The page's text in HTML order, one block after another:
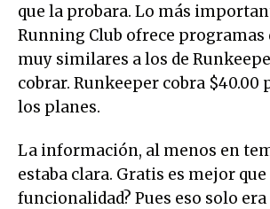
que la probara. Lo más
Running Club ofrece programas
muy similares a los de
cobrar. Runkeeper cobra $40.00
los planes.
La información, al menos en
estaba clara. Gratis es mejor que
funcionalidad? Pues eso solo